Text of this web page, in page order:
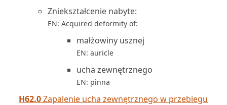
Zniekształcenie nabyte:
EN: Acquired deformity of:
małżowiny usznej
EN: auricle
ucha zewnętrznego
EN: pinna
H62.0Zapalenie ucha zewnętrznego w przebiegu